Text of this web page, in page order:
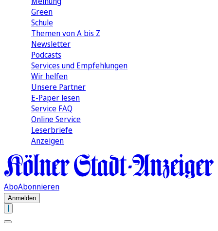
Green
Schule
Themen von A bis Z
Newsletter
Podcasts
Services und Empfehlungen
Wir helfen
Unsere Partner
E-Paper lesen
Service FAQ
Online Service
Leserbriefe
Anzeigen
AboAbonnieren
Anmelden